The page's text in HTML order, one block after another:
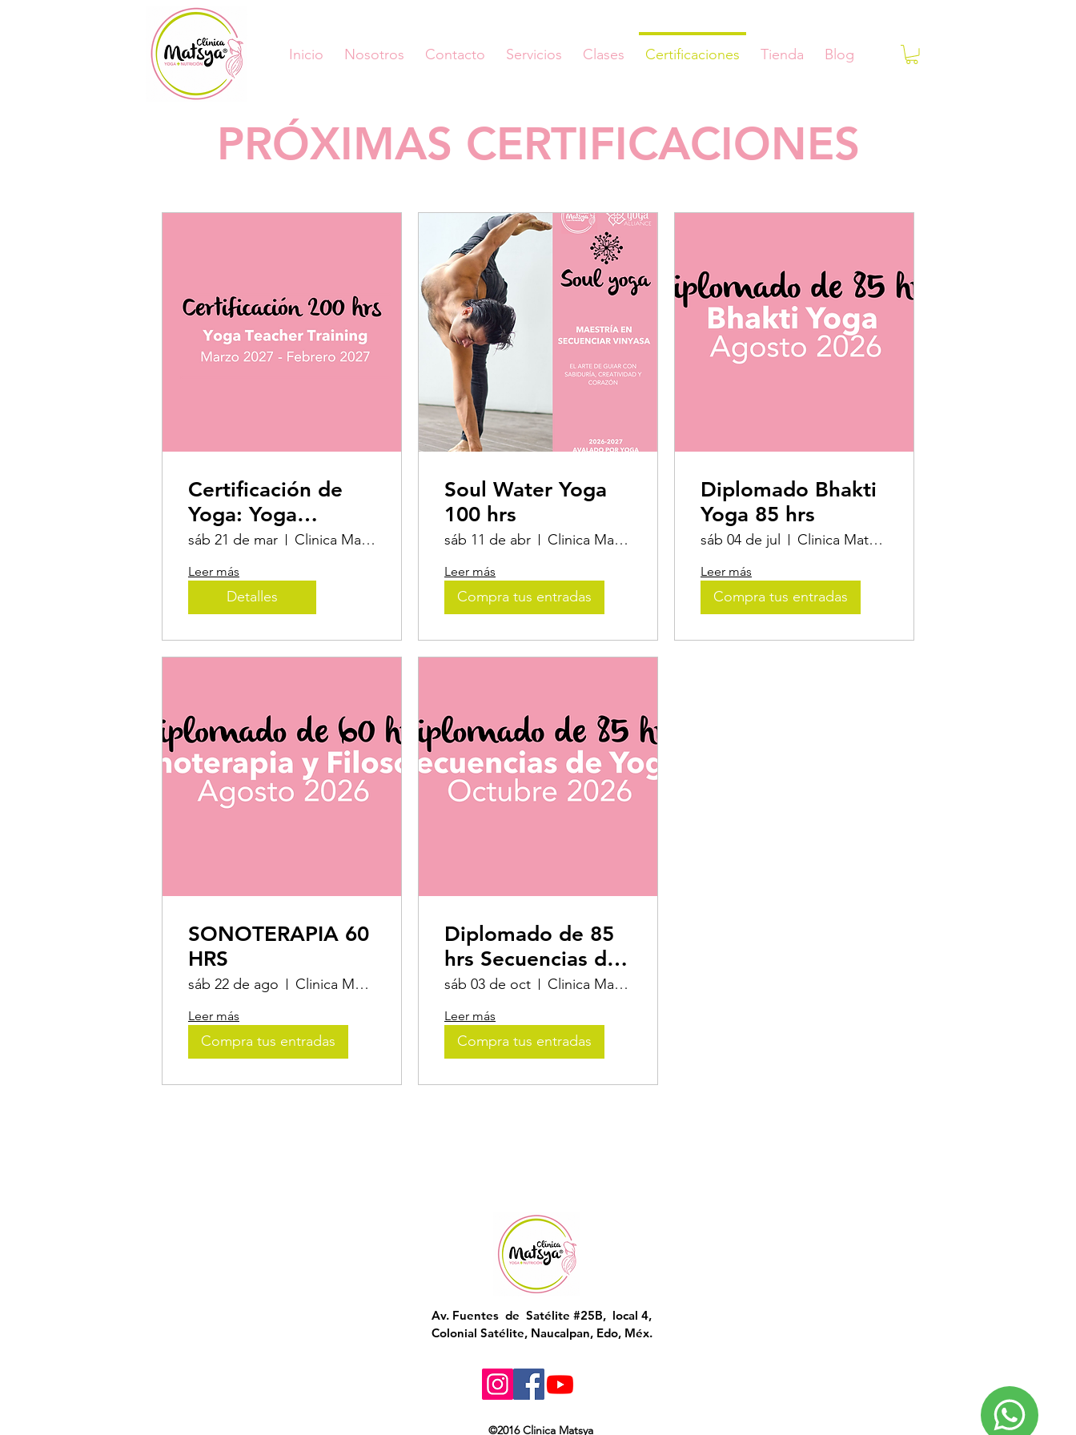
Inicio Nosotros Contacto Servicios Clases Certificaciones Tienda Blog
PRÓXIMAS CERTIFICACIONES
Certificación de
Yoga: Yoga
Teacher Training
200 hr
sáb 21 de mar Clinica Matsya, Yoga & Nutrición
Leer más
Detalles
Soul Water Yoga
100 hrs
sáb 11 de abr Clinica Matsya, Yoga & Nutrición
Leer más
Compra tus entradas
Diplomado Bhakti
Yoga 85 hrs
sáb 04 de jul Clinica Matsya, Yoga & Nutrición
Leer más
Compra tus entradas
SONOTERAPIA 60
HRS
sáb 22 de ago Clinica Matsya, Yoga & Nutrición
Leer más
Compra tus entradas
Diplomado de 85
hrs Secuencias de
Yoga
sáb 03 de oct Clinica Matsya, Yoga & Nutrición
Leer más
Compra tus entradas
Av. Fuentes de Satélite #25B, local 4,
Colonial Satélite, Naucalpan, Edo, Méx.
©2016 Clinica Matsya